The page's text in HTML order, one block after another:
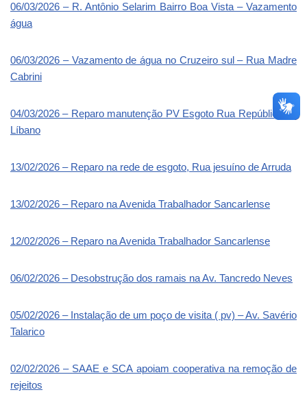
06/03/2026 – R. Antônio Selarim Bairro Boa Vista – Vazamento
água
06/03/2026 – Vazamento de água no Cruzeiro sul – Rua Madre
Cabrini
04/03/2026 – Reparo manutenção PV Esgoto Rua República do
Líbano
13/02/2026 – Reparo na rede de esgoto, Rua jesuíno de Arruda
13/02/2026 – Reparo na Avenida Trabalhador Sancarlense
12/02/2026 – Reparo na Avenida Trabalhador Sancarlense
06/02/2026 – Desobstrução dos ramais na Av. Tancredo Neves
05/02/2026 – Instalação de um poço de visita ( pv) – Av. Savério
Talarico
02/02/2026 – SAAE e SCA apoiam cooperativa na remoção de
rejeitos